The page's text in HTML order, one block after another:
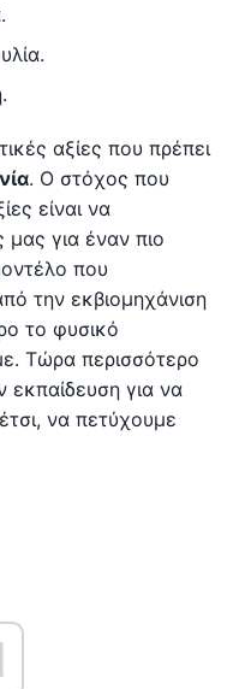
αξίες που πρέπει
. Ο στόχος που
είναι να
για έναν πιο
που
την εκβιομηχάνιση
το φυσικό
Τώρα περισσότερο
εκπαίδευση για να
να πετύχουμε